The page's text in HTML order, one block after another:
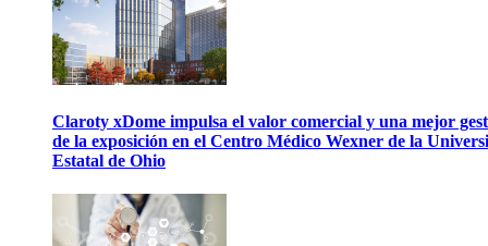
Claroty xDome impulsa el valor comercial y una mejor
de la exposición en el Centro Médico Wexner de la
Estatal de Ohio